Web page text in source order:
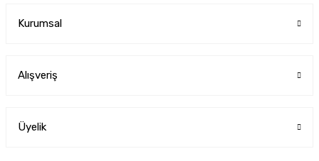
Kurumsal
Alışveriş
Üyelik